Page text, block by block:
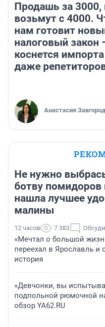
Продашь за 3000,
возьмут с 4000.
нам готовит
налоговый закон
коснется
даже
Анастасия
Не нужно
ботву помидоров
нашла лучшее
малины
12 часов 7 383
«Мечтал о большой
переехал в Ярославль
история
«Девчонки, вы
подпольной рюмочной
обзор YA62.RU